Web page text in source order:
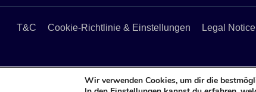
T&C Cookie-Richtlinie & Einstellungen Legal Notice
Wir verwenden Cookies, um dir die